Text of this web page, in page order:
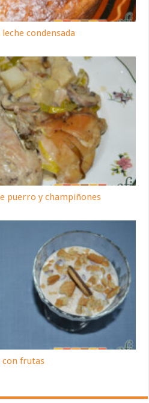
condensada
puerro y champiñones
con frutas